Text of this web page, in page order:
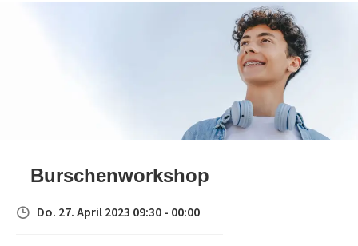
Burschenworkshop
Do. 27. April 2023 09:30 - 00:00